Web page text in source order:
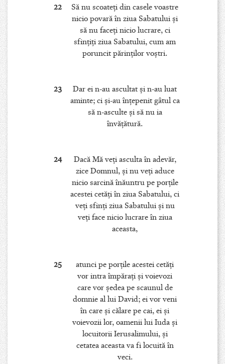
22
Să nu scoateţi din casele voastre
nicio povară în ziua Sabatului şi
să nu faceţi nicio lucrare, ci
sfinţiţi ziua Sabatului, cum am
poruncit părinţilor voştri.
23
Dar ei n-au ascultat şi n-au luat
aminte; ci şi-au înţepenit gâtul ca
să n-asculte şi să nu ia
învăţătură.
24
Dacă Mă veţi asculta în adevăr,
zice Domnul, şi nu veţi aduce
nicio sarcină înăuntru pe porţile
acestei cetăţi în ziua Sabatului, ci
veţi sfinţi ziua Sabatului şi nu
veţi face nicio lucrare în ziua
aceasta,
25
atunci pe porţile acestei cetăţi
vor intra împăraţi şi voievozi
care vor şedea pe scaunul de
domnie al lui David; ei vor veni
în care şi călare pe cai, ei şi
voievozii lor, oamenii lui Iuda şi
locuitorii Ierusalimului, şi
cetatea aceasta va fi locuită în
veci.